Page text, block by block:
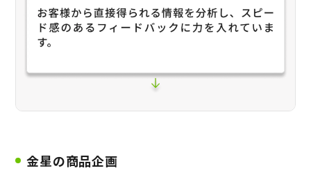
金星の商品企画